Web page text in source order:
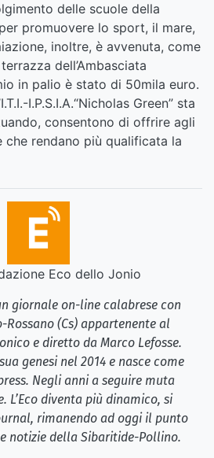
delle scuole della
promuovere lo sport, il mare,
inoltre, è avvenuta, come
dell’Ambasciata
in palio è stato di 50mila euro.
I.P.S.I.A.“Nicholas Green” sta
consentono di offrire agli
che rendano più qualificata la
Eco dello Jonio
giornale on-line calabrese con
Rossano (Cs) appartenente al
e diretto da Marco Lefosse.
genesi nel 2014 e nasce come
Negli anni a seguire muta
L’Eco diventa più dinamico, si
rimanendo ad oggi il punto
notizie della Sibaritide-Pollino.